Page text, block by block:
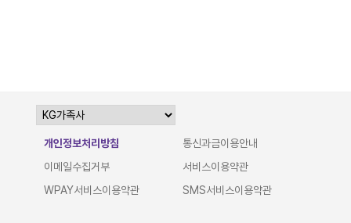
개인정보처리방침
통신과금이용안내
이메일수집거부
서비스이용약관
WPAY서비스이용약관
SMS서비스이용약관